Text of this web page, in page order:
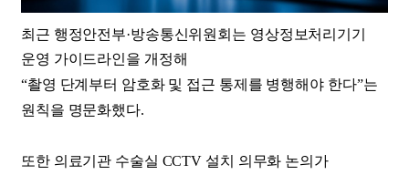
최근 행정안전부·방송통신위원회는 영상정보처리기기
운영 가이드라인을 개정해
“촬영 단계부터 암호화 및 접근 통제를 병행해야 한다”는
원칙을 명문화했다.
또한 의료기관 수술실 CCTV 설치 의무화 논의가